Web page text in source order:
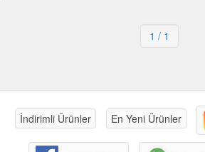
1 / 1
İndirimli Ürünler En Yeni Ürünler